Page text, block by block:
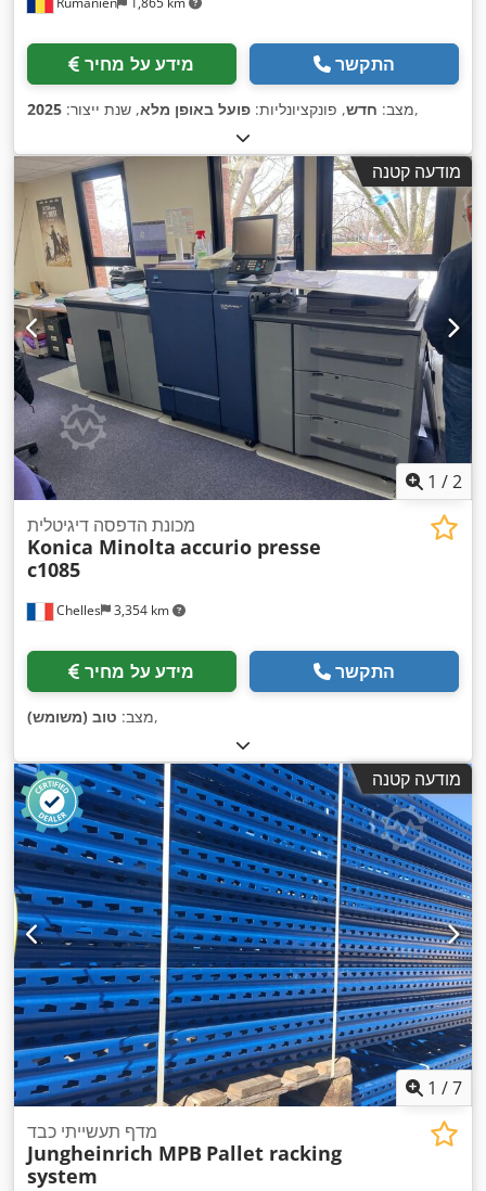
מידע על מחיר התקשר
מצב: חדש, פונקציונליות: פועל באופן מלא, שנת ייצור: 2025 ,
מודעה קטנה
1 /2
Chelles 3,354 km
מכונת הדפסה דיגיטלית
Konica Minolta accurio presse
c1085
מידע על מחיר התקשר
מצב: טוב (משומש) ,
מודעה קטנה
1 /7
מדף תעשייתי כבד
Jungheinrich MPB Pallet racking
system